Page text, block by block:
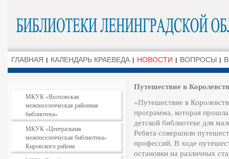
ГЛАВНАЯ КАЛЕНДАРЬ КРАЕВЕДА НОВОСТИ ВОПРОСЫ
МКУК «Волховская
межпоселенческая районная
библиотека»
МКУК «Центральная
межпоселенческая библиотека»
Кировского района
Путешествие в
«Путешествие в
программа, которая
детской библиотеке для
Ребята совершили
профессий. В ходе
остановки на различных